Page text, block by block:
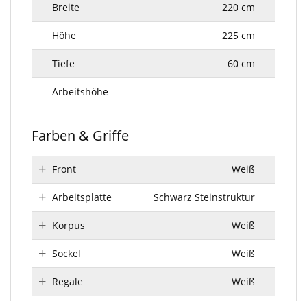
Breite 220 cm
Höhe 225 cm
Tiefe 60 cm
Arbeitshöhe
Farben & Griffe
Front Weiß
Arbeitsplatte Schwarz Steinstruktur
Korpus Weiß
Sockel Weiß
Regale Weiß